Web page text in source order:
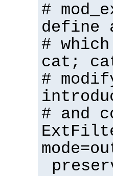
#
#
cat;
#
# and